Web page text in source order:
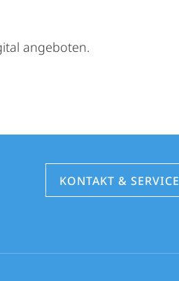
angeboten.
KONTAKT & SERVICE